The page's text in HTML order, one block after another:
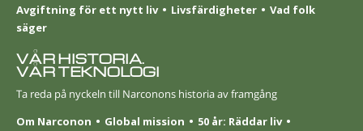
Avgiftning för ett nytt liv
Livsfärdigheter
Vad folk
säger
VÅR HISTORIA.
VÅR TEKNOLOGI
Ta reda på nyckeln till Narconons historia av framgång
Om Narconon
Global mission
50 år: Räddar liv